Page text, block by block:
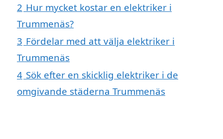
2 Hur mycket kostar en elektriker i
Trummenäs?
3 Fördelar med att välja elektriker i
Trummenäs
4 Sök efter en skicklig elektriker i de
omgivande städerna Trummenäs